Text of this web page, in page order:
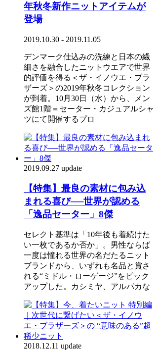
年秋冬新作ニットアイテムが
登場
2019.10.30 - 2019.11.05
デンマーク仕込みの洗練と日本の繊
細さを融合したニットウエアで世界
的評価を得る＜ザ・イノウエ・ブラ
ザーズ＞の2019年秋冬コレクション
が到着。10月30日（水）から、メン
ズ館1階＝セーター・カジュアルシャ
ツにて開催するプロ
2019.09.27 update
【特集】最良の素材に包み込
まれる喜び──世界が認める
「逸品セーター」8傑
セレクト基準は「10年後も着続けた
い一枚であるか否か」。男性ならば
一度は憧れる世界の名だたるニット
ブランドから、いずれも名品と賞さ
れる“ミドル・ローゲージ”をピック
アップした。カシミヤ、アルパカな
2018.12.11 update